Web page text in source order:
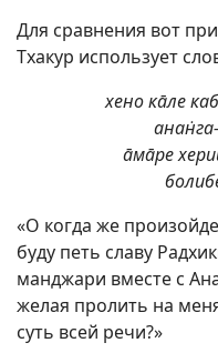
Для сравнения вот
Тхакур использует
хено кāле
āмāре
«О когда же
буду петь славу
манджари вместе с
желая пролить на
суть всей речи?»